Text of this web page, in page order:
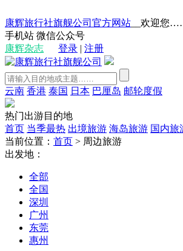
康辉旅行社旗舰公司官方网站 __欢迎您
手机站 微信公众号
康辉杂志
登录 | 注册
云南 香港 泰国 日本 巴厘岛 邮轮度假
热门出游目的地
首页 当季最热 出境旅游 海岛旅游 国内旅
当前位置： 首页 > 周边旅游
出发地：
全部
全国
深圳
广州
东莞
惠州